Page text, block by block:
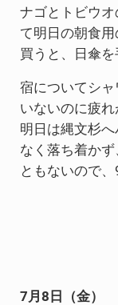
ナゴとトビウ
て明日の朝食
買うと、日傘を
宿についてシ
いないのに疲
明日は縄文杉
なく落ち着か
ともないので
7月8日（金）